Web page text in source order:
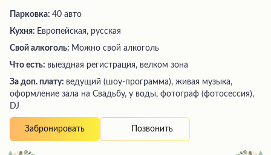
Парковка: 40 авто
Кухня: Европейская, русская
Свой алкоголь: Можно свой алкоголь
Что есть: выездная регистрация, велком зона
За доп. плату: ведущий (шоу-программа), живая музыка,
оформление зала на Свадьбу, у воды, фотограф (фотосессия),
DJ
Забронировать Позвонить